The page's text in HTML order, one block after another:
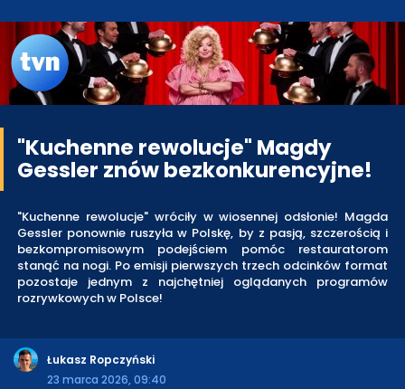
"Kuchenne rewolucje" Magdy
Gessler znów bezkonkurencyjne!
"Kuchenne rewolucje" wróciły w wiosennej odsłonie! Magda
Gessler ponownie ruszyła w Polskę, by z pasją, szczerością i
bezkompromisowym podejściem pomóc restauratorom
stanąć na nogi. Po emisji pierwszych trzech odcinków format
pozostaje jednym z najchętniej oglądanych programów
rozrywkowych w Polsce!
Łukasz Ropczyński
23 marca 2026, 09:40